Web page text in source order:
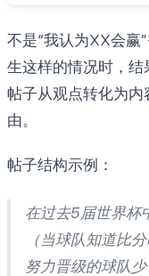
不是“我认为XX会
生这样的情况时，结
帖子从观点转化为
由。
帖子结构示例：
在过去5届世界杯
（当球队知道比
努力晋级的球队少